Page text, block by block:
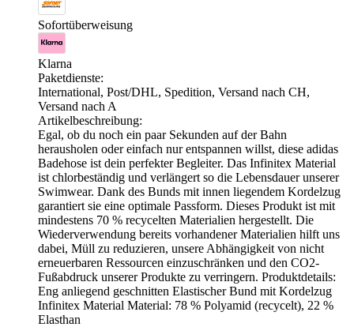
Sofortüberweisung
Klarna
Paketdienste:
International, Post/DHL, Spedition, Versand nach CH,
Versand nach A
Artikelbeschreibung:
Egal, ob du noch ein paar Sekunden auf der Bahn
herausholen oder einfach nur entspannen willst, diese adidas
Badehose ist dein perfekter Begleiter. Das Infinitex Material
ist chlorbeständig und verlängert so die Lebensdauer unserer
Swimwear. Dank des Bunds mit innen liegendem Kordelzug
garantiert sie eine optimale Passform. Dieses Produkt ist mit
mindestens 70 % recycelten Materialien hergestellt. Die
Wiederverwendung bereits vorhandener Materialien hilft uns
dabei, Müll zu reduzieren, unsere Abhängigkeit von nicht
erneuerbaren Ressourcen einzuschränken und den CO2-
Fußabdruck unserer Produkte zu verringern. Produktdetails:
Eng anliegend geschnitten Elastischer Bund mit Kordelzug
Infinitex Material Material: 78 % Polyamid (recycelt), 22 %
Elasthan